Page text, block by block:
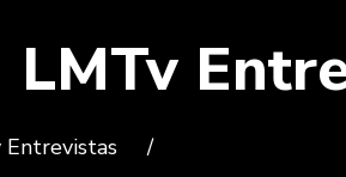
LMTv
Entrevistas
/